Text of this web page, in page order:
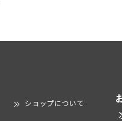
ショップについて